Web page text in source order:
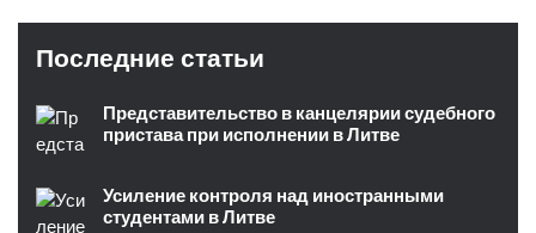
Последние статьи
Представительство в канцелярии судебного
пристава при исполнении в Литве
Усиление контроля над иностранными
студентами в Литве